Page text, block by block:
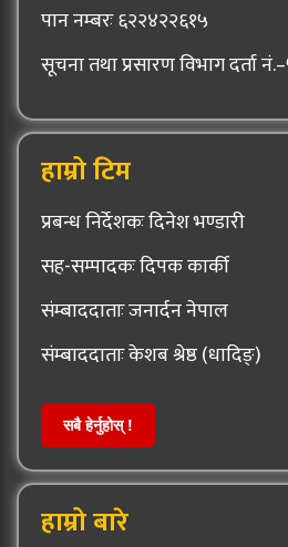
पान नम्बरः ६२२४२२६१५
सूचना तथा प्रसारण विभाग दर्ता
हाम्रो टिम
प्रबन्ध निर्देशकः दिनेश भण्डारी
सह-सम्पादकः दिपक कार्की
संम्बाददाताः जनार्दन नेपाल
संम्बाददाताः केशब श्रेष्ठ (धादिङ्)
सबै हेर्नुहोस् !
हाम्रो बारे